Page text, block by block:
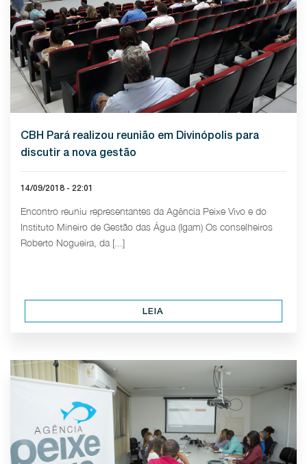
CBH Pará realizou reunião em Divinópolis para
discutir a nova gestão
14/09/2018 - 22:01
Encontro reuniu representantes da Agência Peixe Vivo e do
Instituto Mineiro de Gestão das Água (Igam) Os conselheiros
Roberto Nogueira, da [...]
LEIA